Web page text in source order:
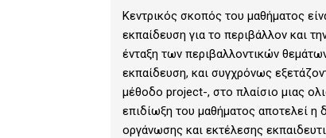
Κεντρικός σκοπός του μαθήματος
εκπαίδευση για το περιβάλλον και
ένταξη των περιβαλλοντικών
εκπαίδευση, και συγχρόνως
μέθοδο project-, στο πλαίσιο μιας
επιδίωξη του μαθήματος αποτελεί η
οργάνωσης και εκτέλεσης